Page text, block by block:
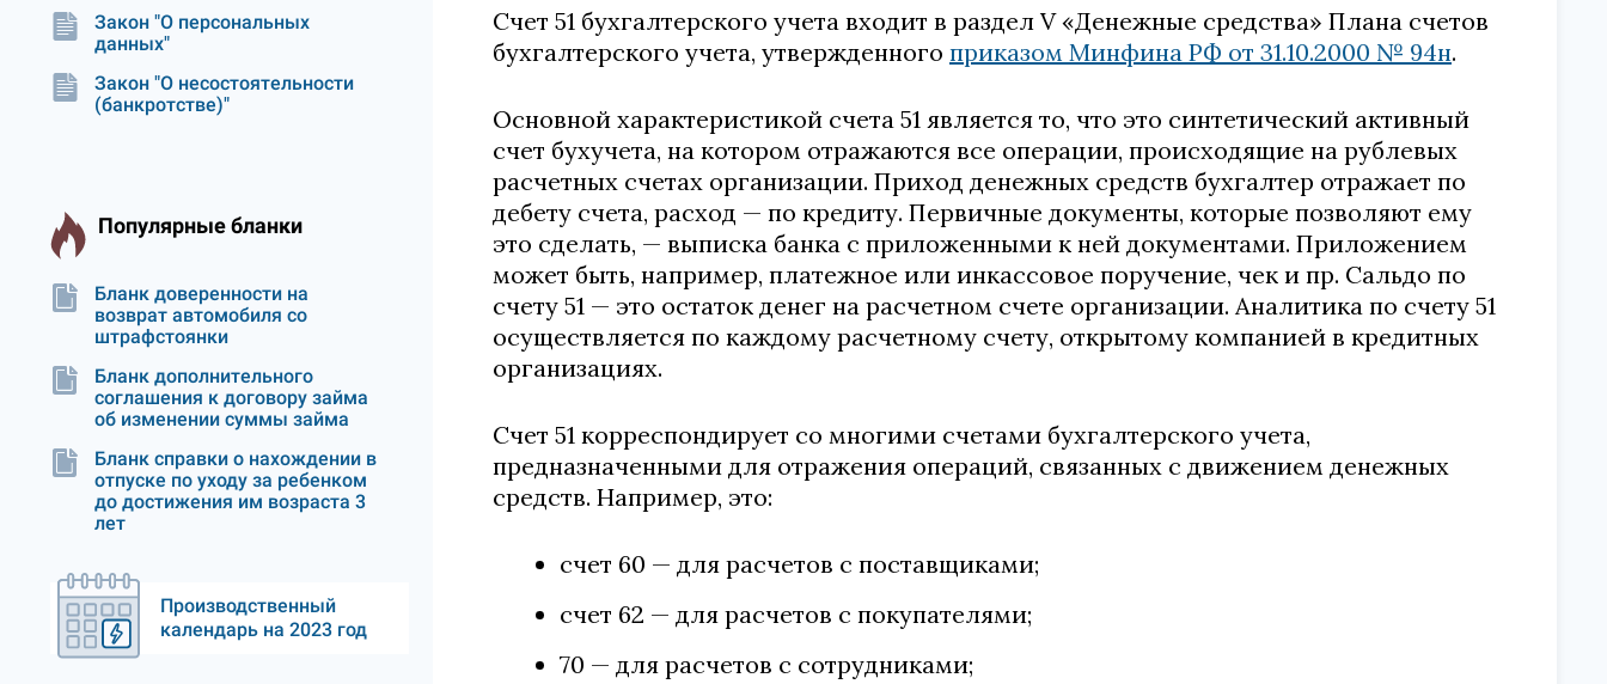
Закон "О персональных
данных"
Закон "О несостоятельности
(банкротстве)"
Популярные бланки
Бланк доверенности на
возврат автомобиля со
штрафстоянки
Бланк дополнительного
соглашения к договору займа
об изменении суммы займа
Бланк справки о нахождении в
отпуске по уходу за ребенком
до достижения им возраста 3
лет
Производственный
календарь на 2023 год
Счет 51 бухгалтерского учета входит в раздел V «Денежные средства» Плана счетов
бухгалтерского учета, утвержденного приказом Минфина РФ от 31.10.2000 № 94н.
Основной характеристикой счета 51 является то, что это синтетический активный
счет бухучета, на котором отражаются все операции, происходящие на рублевых
расчетных счетах организации. Приход денежных средств бухгалтер отражает по
дебету счета, расход — по кредиту. Первичные документы, которые позволяют ему
это сделать, — выписка банка с приложенными к ней документами. Приложением
может быть, например, платежное или инкассовое поручение, чек и пр. Сальдо по
счету 51 — это остаток денег на расчетном счете организации. Аналитика по счету 51
осуществляется по каждому расчетному счету, открытому компанией в кредитных
организациях.
Счет 51 корреспондирует со многими счетами бухгалтерского учета,
предназначенными для отражения операций, связанных с движением денежных
средств. Например, это:
счет 60 — для расчетов с поставщиками;
счет 62 — для расчетов с покупателями;
70 — для расчетов с сотрудниками;